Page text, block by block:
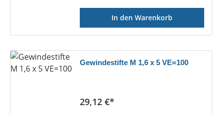
In den Warenkorb
Gewindestifte M 1,6 x 5 VE=100
Regulärer Preis:
29,12 €*